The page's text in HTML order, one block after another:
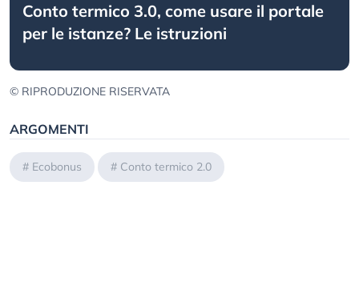
Conto termico 3.0, come usare il portale
per le istanze? Le istruzioni
© RIPRODUZIONE RISERVATA
ARGOMENTI
# Ecobonus # Conto termico 2.0